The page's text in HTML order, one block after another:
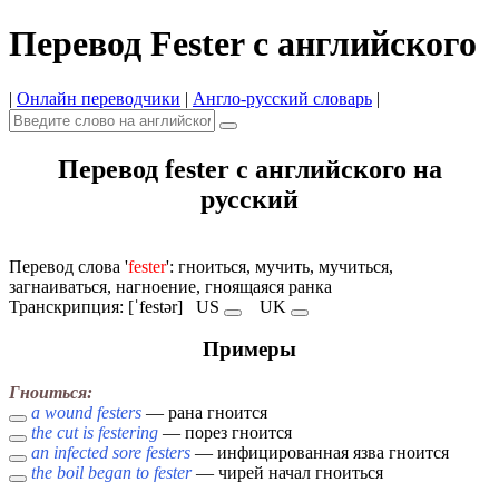
Перевод Fester с английского
| Онлайн переводчики | Англо-русский словарь |
Перевод fester с английского на
русский
Перевод слова 'fester': гноиться, мучить, мучиться,
загнаиваться, нагноение, гноящаяся ранка
Транскрипция: [ˈfestər] US UK
Примеры
Гноиться:
a wound festers — рана гноится
the cut is festering — порез гноится
an infected sore festers — инфицированная язва гноится
the boil began to fester— чирей начал гноиться